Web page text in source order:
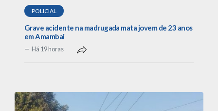
POLICIAL
Grave acidente na madrugada mata jovem de 23 anos
em Amambai
Há 19 horas